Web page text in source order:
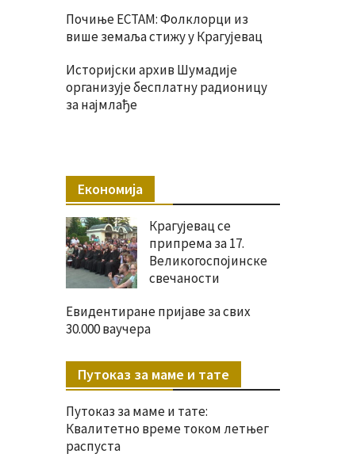
Почиње ЕСТАМ: Фолклорци из
више земаља стижу у Крагујевац
Историјски архив Шумадије
организује бесплатну радионицу
за најмлађе
Економија
Крагујевац се
припрема за 17.
Великогоспојинске
свечаности
Евидентиране пријаве за свих
30.000 ваучера
Путоказ за маме и тате
Путоказ за маме и тате:
Квалитетно време током летњег
распуста